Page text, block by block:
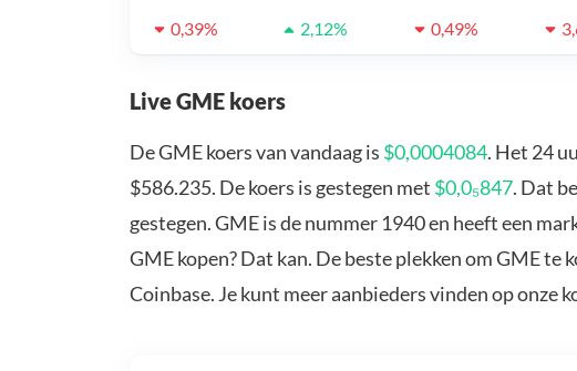
0,39%
2,12% 0,49%
Live GME koers
De GME koers van vandaag is $0,0004084. Het 24
$586.235. De koers is gestegen met $0,0₅847. Dat
gestegen. GME is de nummer 1940 en heeft een
GME kopen? Dat kan. De beste plekken om GME te
Coinbase. Je kunt meer aanbieders vinden op onze